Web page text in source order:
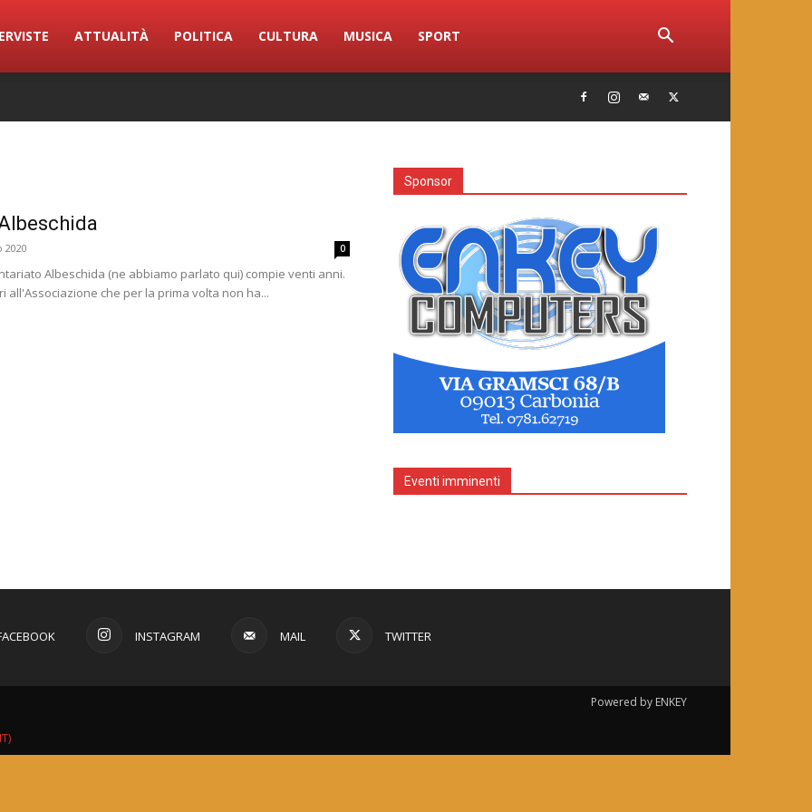
ATTUALITÀ POLITICA CULTURA MUSICA SPORT
2020 0
Albeschida (ne abbiamo parlato qui) compie venti anni.
all'Associazione che per la prima volta non ha...
Sponsor
Eventi imminenti
INSTAGRAM MAIL TWITTER
Powered by ENKEY